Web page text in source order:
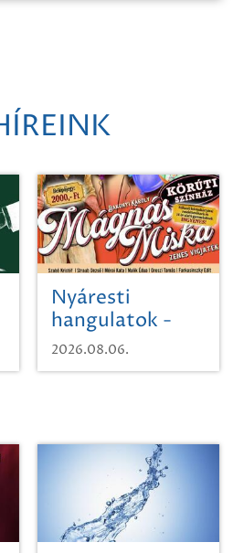
Nyáresti
hangulatok -
Mágnás Miska
2026.08.06.